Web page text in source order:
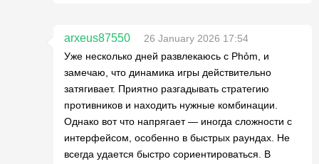
arxeus87550
26 January 2026 17:54
Уже несколько дней развлекаюсь с Phỏm, и
замечаю, что динамика игры действительно
затягивает. Приятно разгадывать стратегию
противников и находить нужные комбинации.
Однако вот что напрягает — иногда сложности с
интерфейсом, особенно в быстрых раундах. Не
всегда удается быстро сориентироваться. В